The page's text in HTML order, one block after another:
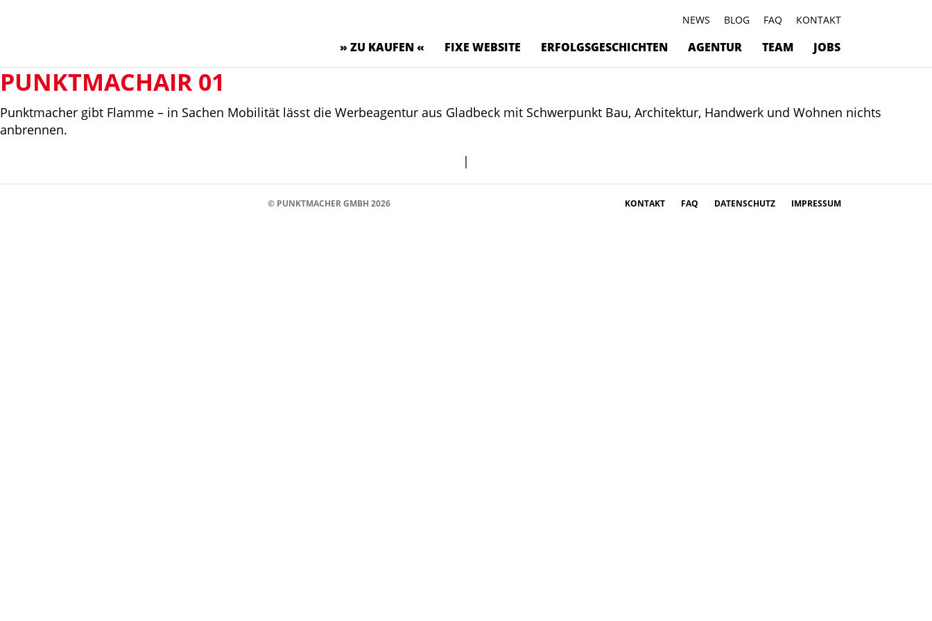
KONTAKT
FAQ
BLOG
NEWS
» ZU KAUFEN « FIXE WEBSITE ERFOLGSGESCHICHTEN AGENTUR TEAM JOBS
PUNKTMACHAIR 01
Punktmacher gibt Flamme – in Sachen Mobilität lässt die Werbeagentur aus Gladbeck mit Schwerpunkt Bau, Architektur, Handwerk und Wohnen nichts
anbrennen.
|
© PUNKTMACHER GMBH 2026 KONTAKT FAQ DATENSCHUTZ IMPRESSUM